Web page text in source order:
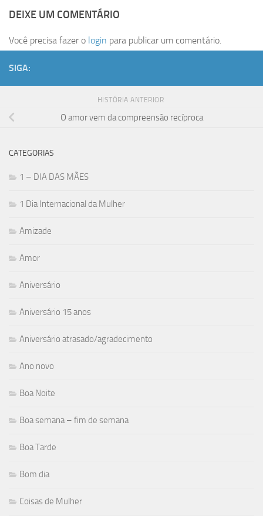
DEIXE UM COMENTÁRIO
Você precisa fazer o login para publicar um comentário.
SIGA:
HISTÓRIA ANTERIOR
O amor vem da compreensão recíproca
CATEGORIAS
1 – DIA DAS MÃES
1 Dia Internacional da Mulher
Amizade
Amor
Aniversário
Aniversário 15 anos
Aniversário atrasado/agradecimento
Ano novo
Boa Noite
Boa semana – fim de semana
Boa Tarde
Bom dia
Coisas de Mulher